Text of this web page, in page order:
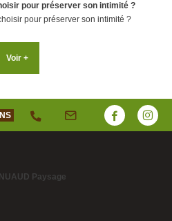
pour préserver son intimité ?
Voir +